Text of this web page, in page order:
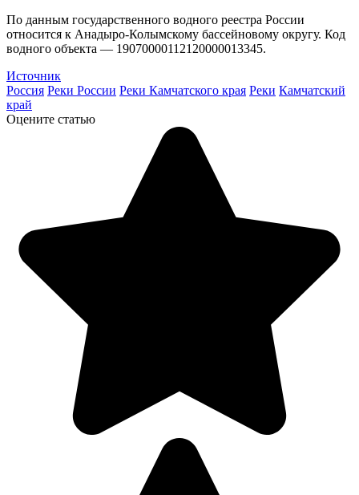
По данным государственного водного реестра России
относится к Анадыро-Колымскому бассейновому округу. Код
водного объекта — 19070000112120000013345.
Источник
Россия Реки России Реки Камчатского края Реки Камчатский
край
Оцените статью